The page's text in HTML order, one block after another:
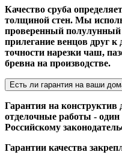
Качество сруба
толщиной стен. Мы
проверенный полулунный
прилегание венцов друг к
точности нарезки чаш,
бревна на производстве.
Есть ли гарантия на ваши
Гарантия на конструктив
отделочные работы - один
Российскому
Гарантии качества